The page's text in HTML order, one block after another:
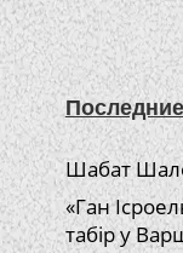
Шабат
«Ган
табір у